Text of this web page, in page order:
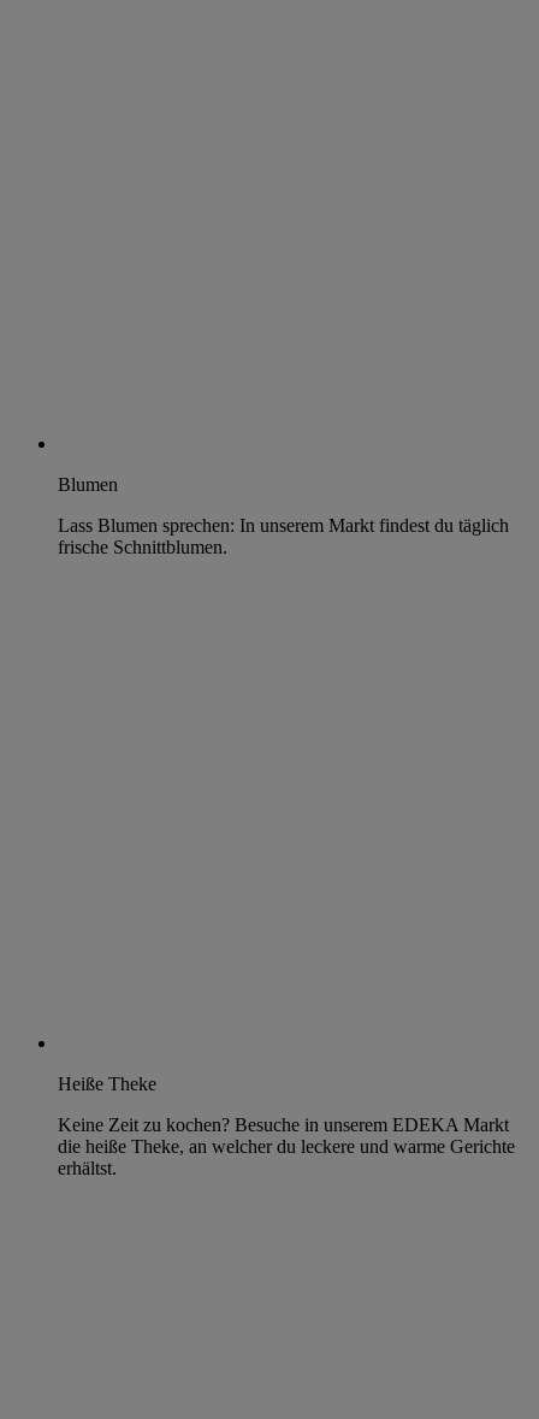
Blumen
Lass Blumen sprechen: In unserem Markt findest du täglich
frische Schnittblumen.
Heiße Theke
Keine Zeit zu kochen? Besuche in unserem EDEKA Markt
die heiße Theke, an welcher du leckere und warme Gerichte
erhältst.